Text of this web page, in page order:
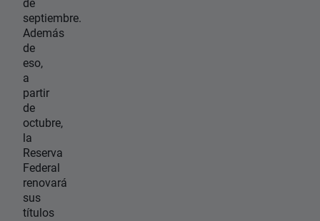
septiembre.
Además
de
eso,
a
partir
de
octubre,
la
Reserva
Federal
renovará
sus
títulos